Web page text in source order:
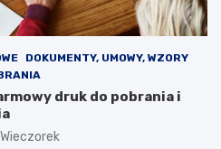
DOKUMENTY, UMOWY, WZORY
druk do pobrania i